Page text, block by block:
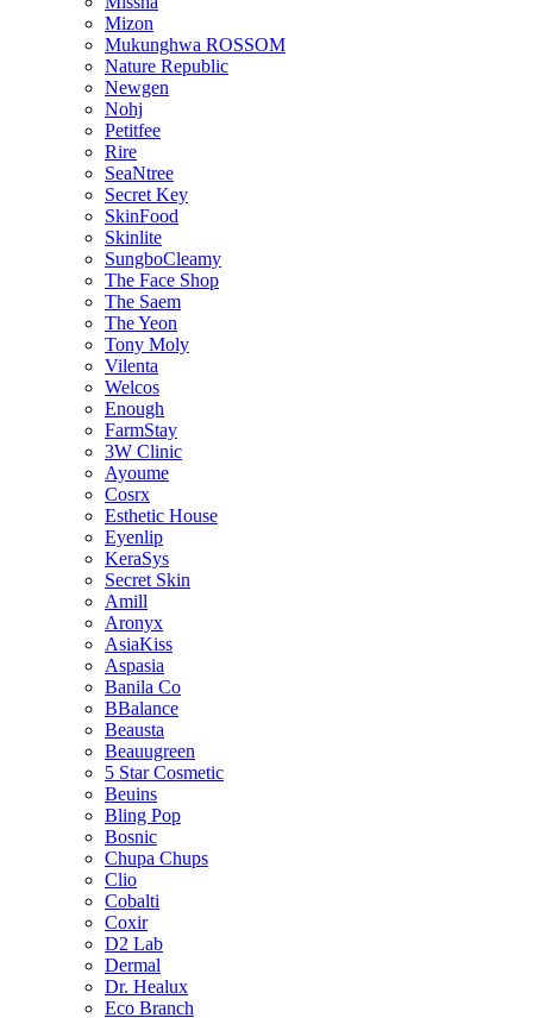
Mizon
Mukunghwa ROSSOM
Nature Republic
Newgen
Nohj
Petitfee
Rire
SeaNtree
Secret Key
SkinFood
Skinlite
SungboCleamy
The Face Shop
The Saem
The Yeon
Tony Moly
Vilenta
Welcos
Enough
FarmStay
3W Clinic
Ayoume
Cosrx
Esthetic House
Eyenlip
KeraSys
Secret Skin
Amill
Aronyx
AsiaKiss
Aspasia
Banila Co
BBalance
Beausta
Beauugreen
5 Star Cosmetic
Beuins
Bling Pop
Bosnic
Chupa Chups
Clio
Cobalti
Coxir
D2 Lab
Dermal
Dr. Healux
Eco Branch